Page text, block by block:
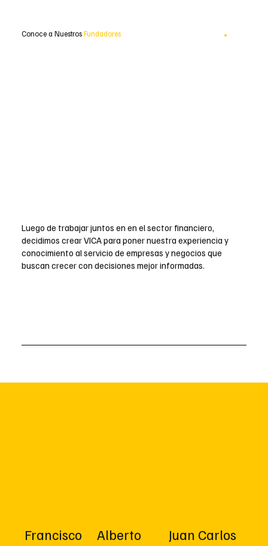
Conoce a NuestrosFundadores
Luego de trabajar juntos en en el sector financiero,
decidimos crear VICA para poner nuestra experiencia y
conocimiento al servicio de empresas y negocios que
buscan crecer con decisiones mejor informadas.
Francisco
Alberto
Juan Carlos